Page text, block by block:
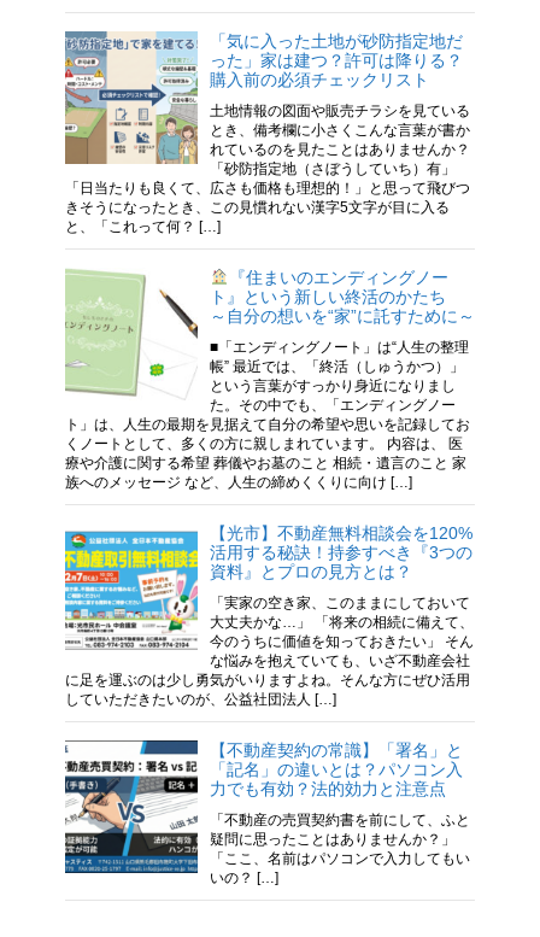
「気に入った土地が砂防指定地だ
った」家は建つ？許可は降りる？
購入前の必須チェックリスト
土地情報の図面や販売チラシを見ている
とき、備考欄に小さくこんな言葉が書か
れているのを見たことはありませんか？
「砂防指定地（さぼうしていち）有」
「日当たりも良くて、広さも価格も理想的！」と思って飛びつ
きそうになったとき、この見慣れない漢字5文字が目に入る
と、「これって何？ […]
『住まいのエンディングノー
ト』という新しい終活のかたち
～自分の想いを“家”に託すために～
■「エンディングノート」は“人生の整理
帳” 最近では、「終活（しゅうかつ）」
という言葉がすっかり身近になりまし
た。その中でも、「エンディングノー
ト」は、人生の最期を見据えて自分の希望や思いを記録してお
くノートとして、多くの方に親しまれています。 内容は、 医
療や介護に関する希望 葬儀やお墓のこと 相続・遺言のこと 家
族へのメッセージ など、人生の締めくくりに向け […]
【光市】不動産無料相談会を120%
活用する秘訣！持参すべき『3つの
資料』とプロの見方とは？
「実家の空き家、このままにしておいて
大丈夫かな…」 「将来の相続に備えて、
今のうちに価値を知っておきたい」 そん
な悩みを抱えていても、いざ不動産会社
に足を運ぶのは少し勇気がいりますよね。そんな方にぜひ活用
していただきたいのが、公益社団法人 […]
【不動産契約の常識】「署名」と
「記名」の違いとは？パソコン入
力でも有効？法的効力と注意点
「不動産の売買契約書を前にして、ふと
疑問に思ったことはありませんか？」
「ここ、名前はパソコンで入力してもい
いの？ […]